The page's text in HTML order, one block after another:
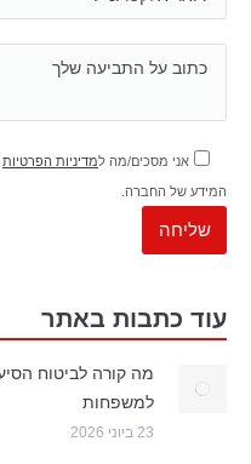
אני מסכים/מה למדיניות הפרטיות
המידע של החברה.
עוד כתבות באתר
למשפחות
23 ביוני 2026